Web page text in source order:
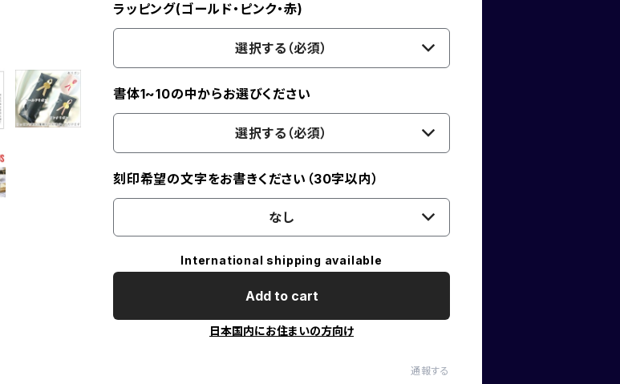
ラッピング(ゴールド・ピンク・赤)
選択する（必須）
書体1~10の中からお選びください
選択する（必須）
刻印希望の文字をお書きください（30字以内）
なし
International shipping available
Add to cart
日本国内にお住まいの方向け
通報する